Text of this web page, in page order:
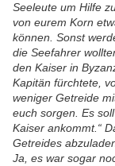
Seeleute um Hilfe
von eurem Korn
können. Sonst
die Seefahrer
den Kaiser in
Kapitän fürchtete,
weniger Getreide
euch sorgen. Es
Kaiser ankommt.“
Getreides
Ja, es war sogar